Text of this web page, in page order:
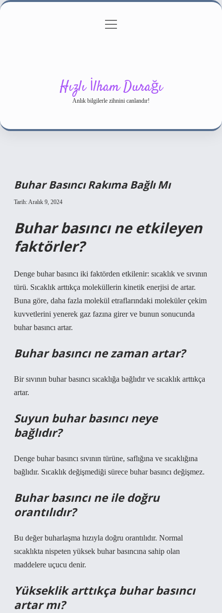
Gizlilik Politikası
menüyü
Hızlı İlham Durağı
Anlık bilgilerle zihnini canlandır!
Buhar Basıncı Rakıma Bağlı Mı
Tarih: Aralık 9, 2024
Buhar basıncı ne etkileyen
faktörler?
Denge buhar basıncı iki faktörden etkilenir: sıcaklık ve sıvının
türü. Sıcaklık arttıkça moleküllerin kinetik enerjisi de artar.
Buna göre, daha fazla molekül etraflarındaki moleküler çekim
kuvvetlerini yenerek gaz fazına girer ve bunun sonucunda
buhar basıncı artar.
Buhar basıncı ne zaman artar?
Bir sıvının buhar basıncı sıcaklığa bağlıdır ve sıcaklık arttıkça
artar.
Suyun buhar basıncı neye
bağlıdır?
Denge buhar basıncı sıvının türüne, saflığına ve sıcaklığına
bağlıdır. Sıcaklık değişmediği sürece buhar basıncı değişmez.
Buhar basıncı ne ile doğru
orantılıdır?
Bu değer buharlaşma hızıyla doğru orantılıdır. Normal
sıcaklıkta nispeten yüksek buhar basıncına sahip olan
maddelere uçucu denir.
Yükseklik arttıkça buhar basıncı
artar mı?